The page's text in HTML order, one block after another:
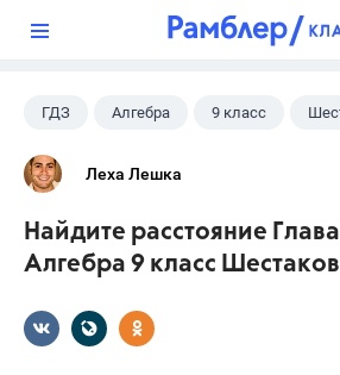
ГДЗ Алгебра 9 класс
Леха Лешка
Найдите расстояние
Алгебра 9 класс